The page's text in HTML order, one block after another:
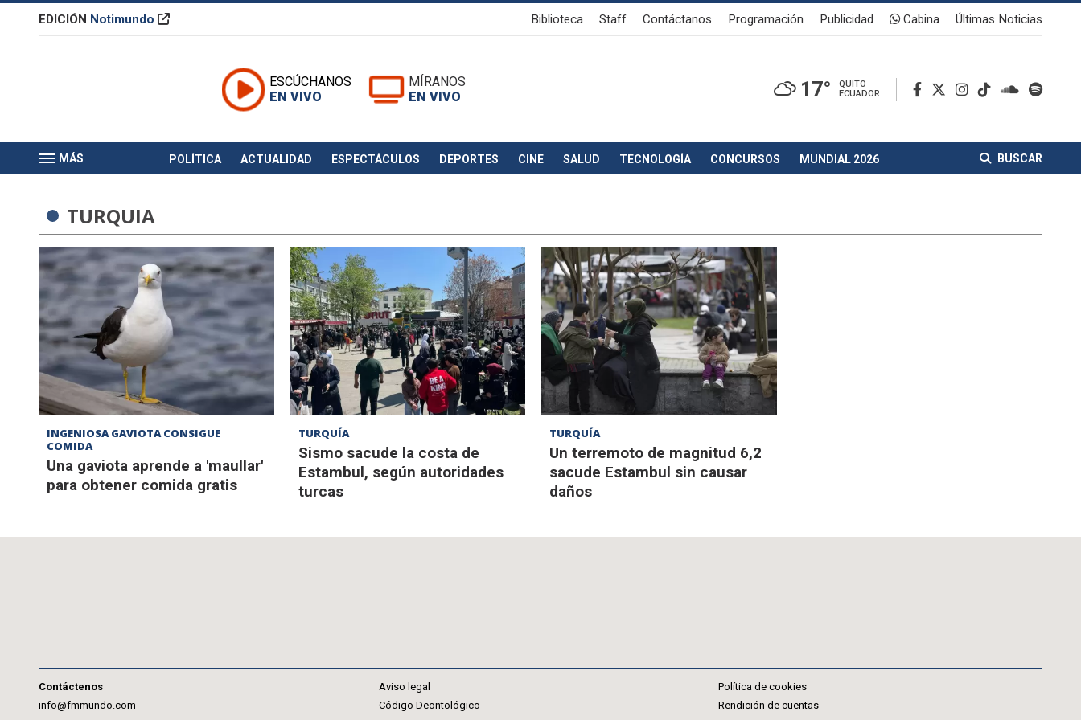
EDICIÓN Notimundo Biblioteca Staff Contáctanos Programación Publicidad Cabina Últimas Noticias
ESCÚCHANOS
EN VIVO
MÍRANOS
EN VIVO
17°
QUITO
ECUADOR
MÁS POLÍTICA ACTUALIDAD ESPECTÁCULOS DEPORTES CINE SALUD TECNOLOGÍA CONCURSOS MUNDIAL 2026 BUSCAR
TURQUIA
INGENIOSA GAVIOTA CONSIGUE
COMIDA
Una gaviota aprende a 'maullar'
para obtener comida gratis
TURQUÍA
Sismo sacude la costa de
Estambul, según autoridades
turcas
TURQUÍA
Un terremoto de magnitud 6,2
sacude Estambul sin causar
daños
Contáctenos
info@fmmundo.com
Aviso legal
Código Deontológico
Política de cookies
Rendición de cuentas